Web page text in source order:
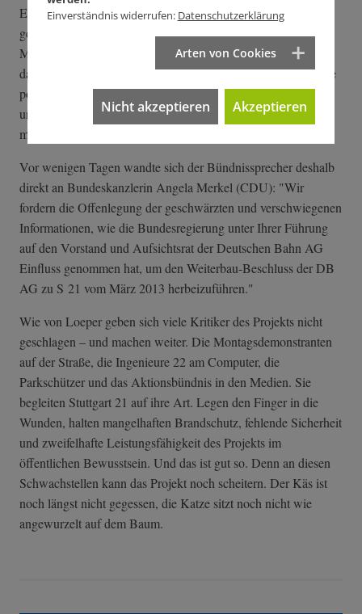
Eigenverantwortung" betreffen. "Die Herausgabe stark
geschwärzter Gesprächsvermerke und das nun schon seit drei
Monaten anhaltende Schweigen des Kanzleramts zu den
dagegen eingelegten Rechtsbehelfen belegen, dass die höchste
politische Ebene rechtliche Maßstäbe der Wirtschaftlichkeit
und der Sinnhaftigkeit der Eisenbahninfrastruktur hartnäckig
missachtet", sagt von Loeper.
Vor wenigen Tagen wandte sich der Bündnissprecher deshalb
direkt an Bundeskanzlerin Angela Merkel (CDU): "Wir
fordern die Offenlegung der geschwärzten und verschwiegenen
Informationen, wie die Bundesregierung unter Ihrer Führung
auf den Vorstand und Aufsichtsrat der Deutschen Bahn AG
Einfluss genommen hat, um den Weiterbau-Beschluss der DB
AG zu S 21 vom März 2013 herbeizuführen."
Wie von Loeper geben sich viele Kritiker des Projekts nicht
geschlagen – und machen weiter. Die Montagsdemonstranten
auf der Straße, die Ingenieure 22 am Computer, die
Parkschützer und das Aktionsbündnis in den Medien. Sie
begleiten Stuttgart 21 auf ihre Art. Legen den Finger in die
Wunden, halten mangelhaften Brandschutz, fehlende Sicherheit
und zweifelhafte Leistungsfähigkeit des Projekts im
öffentlichen Bewusstsein. Und das ist gut so. Denn an diesen
Schwachstellen kann das Projekt noch scheitern. Der Käs ist
noch längst nicht gegessen, die Katze sitzt noch nicht wie
angewurzelt auf dem Baum.
Einverständnis widerrufen: Datenschutzerklärung
Arten von Cookies
Nicht akzeptieren Akzeptieren